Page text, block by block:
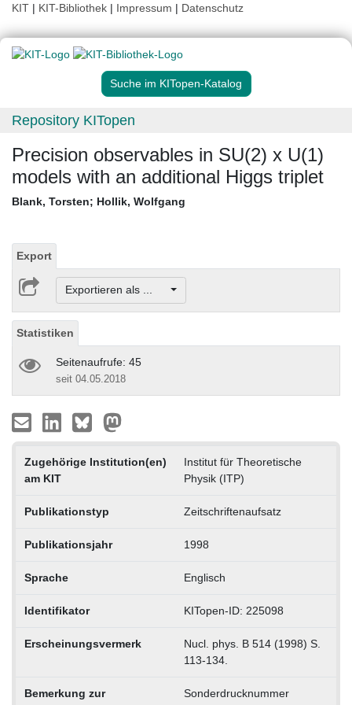
KIT | KIT-Bibliothek | Impressum | Datenschutz
Suche im KITopen-Katalog
Repository KITopen
Precision observables in SU(2) x U(1)
models with an additional Higgs triplet
Blank, Torsten; Hollik, Wolfgang
Export
Exportieren als ...
Statistiken
Seitenaufrufe: 45
seit 04.05.2018
Zugehörige Institution(en)
am KIT
Institut für Theoretische
Physik (ITP)
Publikationstyp Zeitschriftenaufsatz
Publikationsjahr 1998
Sprache Englisch
Identifikator KITopen-ID: 225098
Erscheinungsvermerk
Nucl. phys. B 514 (1998) S.
113-134.
Bemerkung zur
Sonderdrucknummer